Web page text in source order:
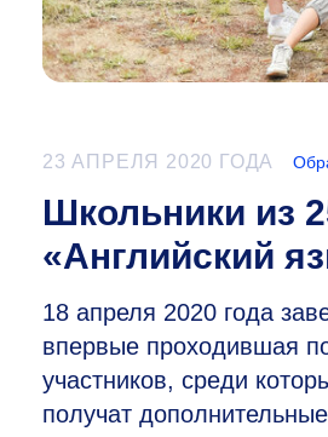
23 АПРЕЛЯ 2020 ГОДА
Школьники из
«Английский
18 апреля 2020 года
впервые проходившая
участников, среди
получат